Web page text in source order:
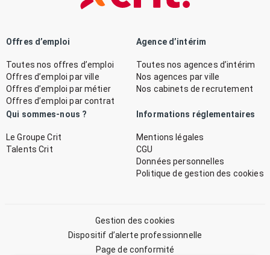
Offres d’emploi
Toutes nos offres d’emploi
Offres d’emploi par ville
Offres d’emploi par métier
Offres d’emploi par contrat
Agence d’intérim
Toutes nos agences d’intérim
Nos agences par ville
Nos cabinets de recrutement
Qui sommes-nous ?
Le Groupe Crit
Talents Crit
Informations réglementaires
Mentions légales
CGU
Données personnelles
Politique de gestion des cookies
Gestion des cookies
Dispositif d’alerte professionnelle
Page de conformité